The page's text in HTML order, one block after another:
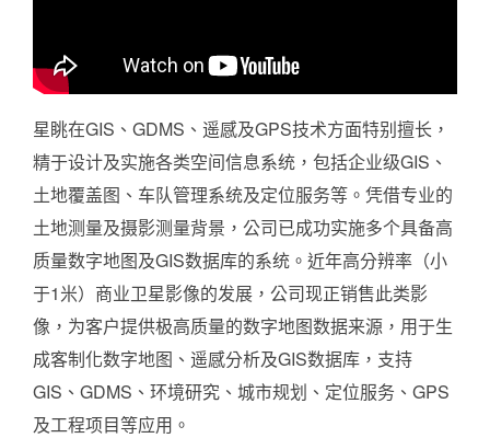
星眺在GIS、GDMS、遥感及GPS技术方面特别擅长，
精于设计及实施各类空间信息系统，包括企业级GIS、
土地覆盖图、车队管理系统及定位服务等。凭借专业的
土地测量及摄影测量背景，公司已成功实施多个具备高
质量数字地图及GIS数据库的系统。近年高分辨率（小
于1米）商业卫星影像的发展，公司现正销售此类影
像，为客户提供极高质量的数字地图数据来源，用于生
成客制化数字地图、遥感分析及GIS数据库，支持
GIS、GDMS、环境研究、城市规划、定位服务、GPS
及工程项目等应用。